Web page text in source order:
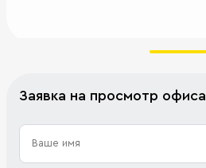
Заявка на просмотр офиса